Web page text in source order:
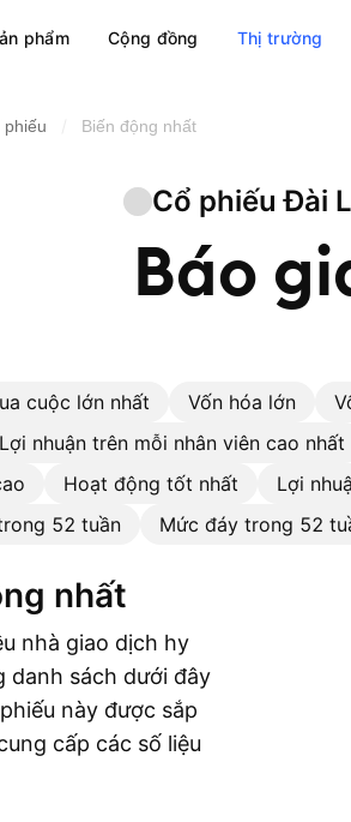
phẩm Cộng đồng Thị trường
phiếu Biến động nhất
Cổ phiếu Đài
Báo
cuộc lớn nhất Vốn hóa lớn
Lợi nhuận trên mỗi nhân viên cao nhất
Hoạt động tốt nhất Lợi
52 tuần Mức đáy trong 52
nhất
nhà giao dịch hy
danh sách dưới đây
này được sắp
cấp các số liệu